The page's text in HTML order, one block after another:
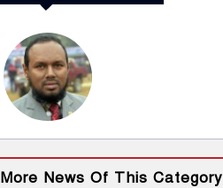
More News Of This Category